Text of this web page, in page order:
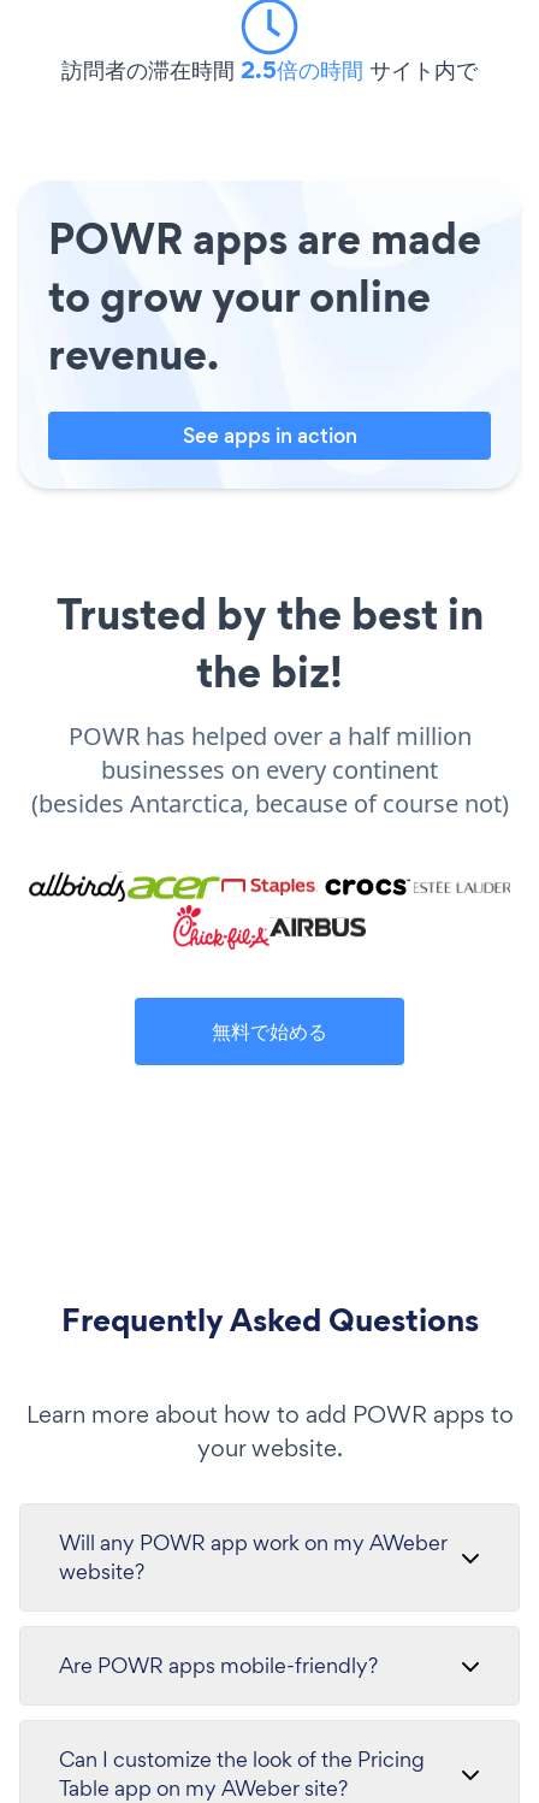
訪問者の滞在時間 2.5倍の時間 サイト内で
POWR apps are made
to grow your online
revenue.
See apps in action
Trusted by the best in
the biz!
POWR has helped over a half million
businesses on every continent
(besides Antarctica, because of course not)
無料で始める
Frequently Asked Questions
Learn more about how to add POWR apps to
your website.
Will any POWR app work on my AWeber
website?
Are POWR apps mobile-friendly?
Can I customize the look of the Pricing
Table app on my AWeber site?